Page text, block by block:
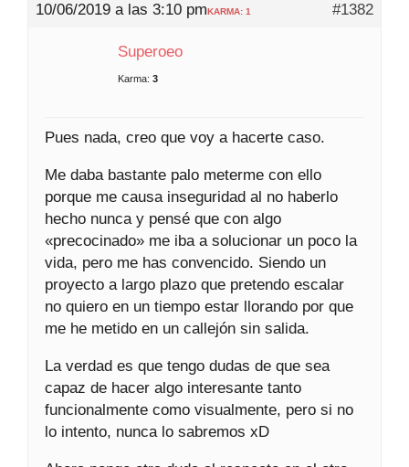
10/06/2019 a las 3:10 pm #1382
KARMA: 1
Superoeo
Karma: 3
Pues nada, creo que voy a hacerte caso.
Me daba bastante palo meterme con ello
porque me causa inseguridad al no haberlo
hecho nunca y pensé que con algo
«precocinado» me iba a solucionar un poco la
vida, pero me has convencido. Siendo un
proyecto a largo plazo que pretendo escalar
no quiero en un tiempo estar llorando por que
me he metido en un callejón sin salida.
La verdad es que tengo dudas de que sea
capaz de hacer algo interesante tanto
funcionalmente como visualmente, pero si no
lo intento, nunca lo sabremos xD